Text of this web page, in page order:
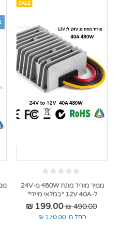
SALE
ממיר מוריד מתח 480W מ-24V
ל-12V 40A *במלאי מיידי*
490.00 ₪
199.00 ₪
החל מ: 170.00 ₪